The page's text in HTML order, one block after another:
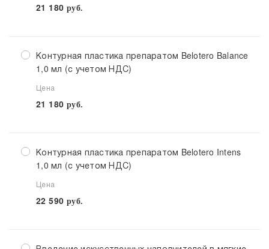
21 180 руб.
Контурная пластика препаратом Belotero Balance
1,0 мл (с учетом НДС)
Цена
21 180 руб.
Контурная пластика препаратом Belotero Intens
1,0 мл (с учетом НДС)
Цена
22 590 руб.